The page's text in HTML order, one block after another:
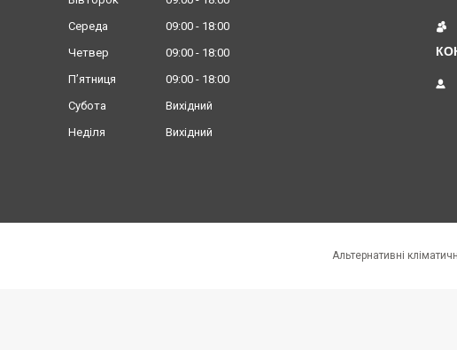
Середа
09:00
18:00
Четвер
09:00
18:00
Пʼятниця
09:00
18:00
Субота
Вихідний
Неділя
Вихідний